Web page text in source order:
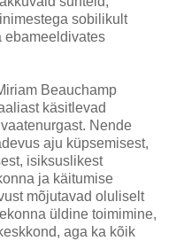
sobilikult
ebameeldivates
Beauchamp
käsitlevad
Nende
aju küpsemisest,
isiksuslikest
ja käitumise
mõjutavad oluliselt
üldine toimimine,
aga ka kõik